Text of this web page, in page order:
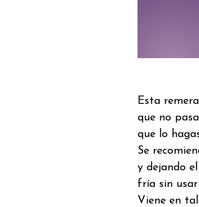
Esta
que no
que lo
Se
y dejando
fría sin
Viene en